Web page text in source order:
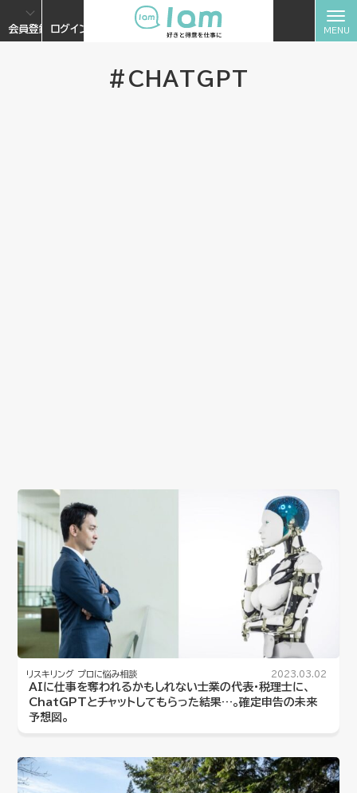
会員登録 ログイン
#CHATGPT
リスキリング プロに悩み相談 2023.03.02
AIに仕事を奪われるかもしれない士業の代表・税理士に、
ChatGPTとチャットしてもらった結果…。確定申告の未来
予想図。